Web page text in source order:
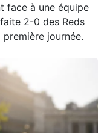
face à une équipe
2-0 des Reds
journée.